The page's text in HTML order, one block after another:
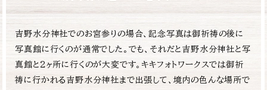
吉野水分神社でのお宮参りの場合、記念写真は御祈祷の後に
写真館に行くのが通常でした。でも、それだと吉野水分神社と写
真館と2ヶ所に行くのが大変です。キキフォトワークスでは御祈
祷に行かれる吉野水分神社まで出張して、境内の色んな場所で